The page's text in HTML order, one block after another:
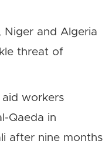
Niger and Algeria
threat of
workers
Qaeda in
after nine months